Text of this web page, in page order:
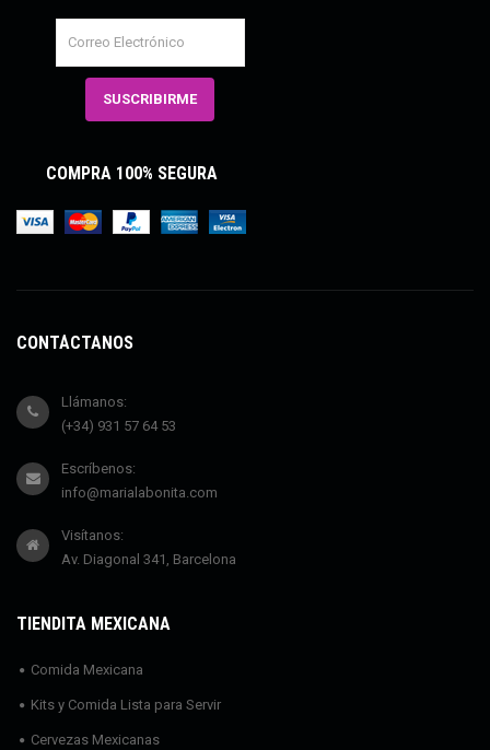
COMPRA 100% SEGURA
CONTÁCTANOS
Llámanos:
(+34) 931 57 64 53
Escríbenos:
info@marialabonita.com
Visítanos:
Av. Diagonal 341, Barcelona
TIENDITA MEXICANA
Comida Mexicana
Kits y Comida Lista para Servir
Cervezas Mexicanas